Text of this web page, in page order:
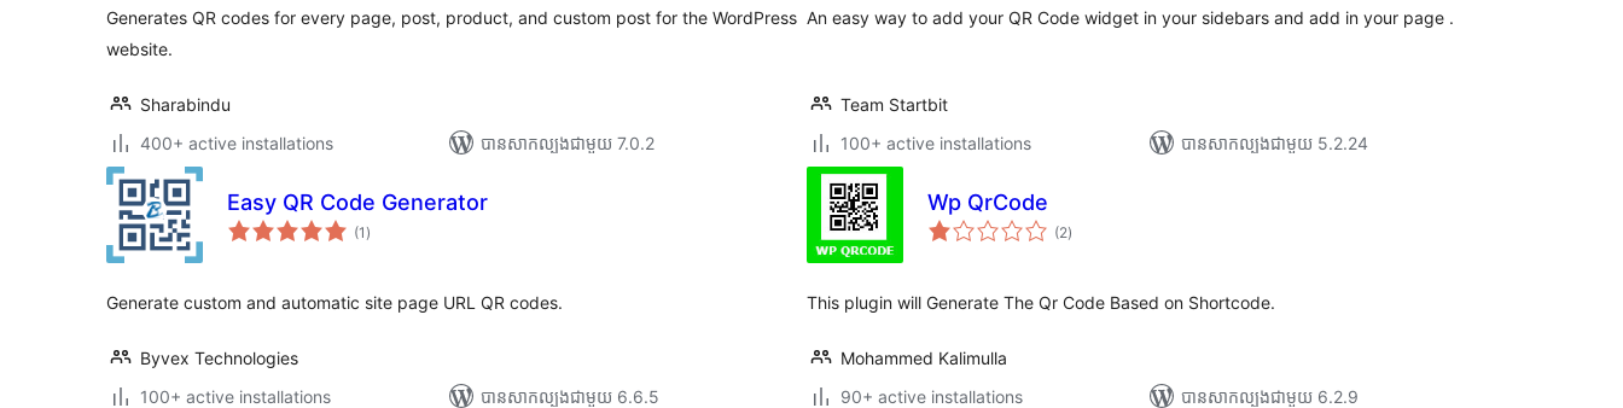
សរុប
Generates QR codes for every page, post, product, and custom post for the WordPress
website.
Sharabindu
400+ active installations
បាន​សាកល្បង​ជាមួយ 7.0.2
An easy way to add your QR Code widget in your sidebars and add in your page .
Team Startbit
100+ active installations
បាន​សាកល្បង​ជាមួយ 5.2.24
Easy QR Code Generator
(1 ការ
វាយ
)
Generate custom and automatic site page URL QR codes.
Byvex Technologies
100+ active installations
បាន​សាកល្បង​ជាមួយ 6.6.5
Wp QrCode
(2ការ
វាយ
)
This plugin will Generate The Qr Code Based on Shortcode.
Mohammed Kalimulla
90+ active installations
បាន​សាកល្បង​ជាមួយ 6.2.9